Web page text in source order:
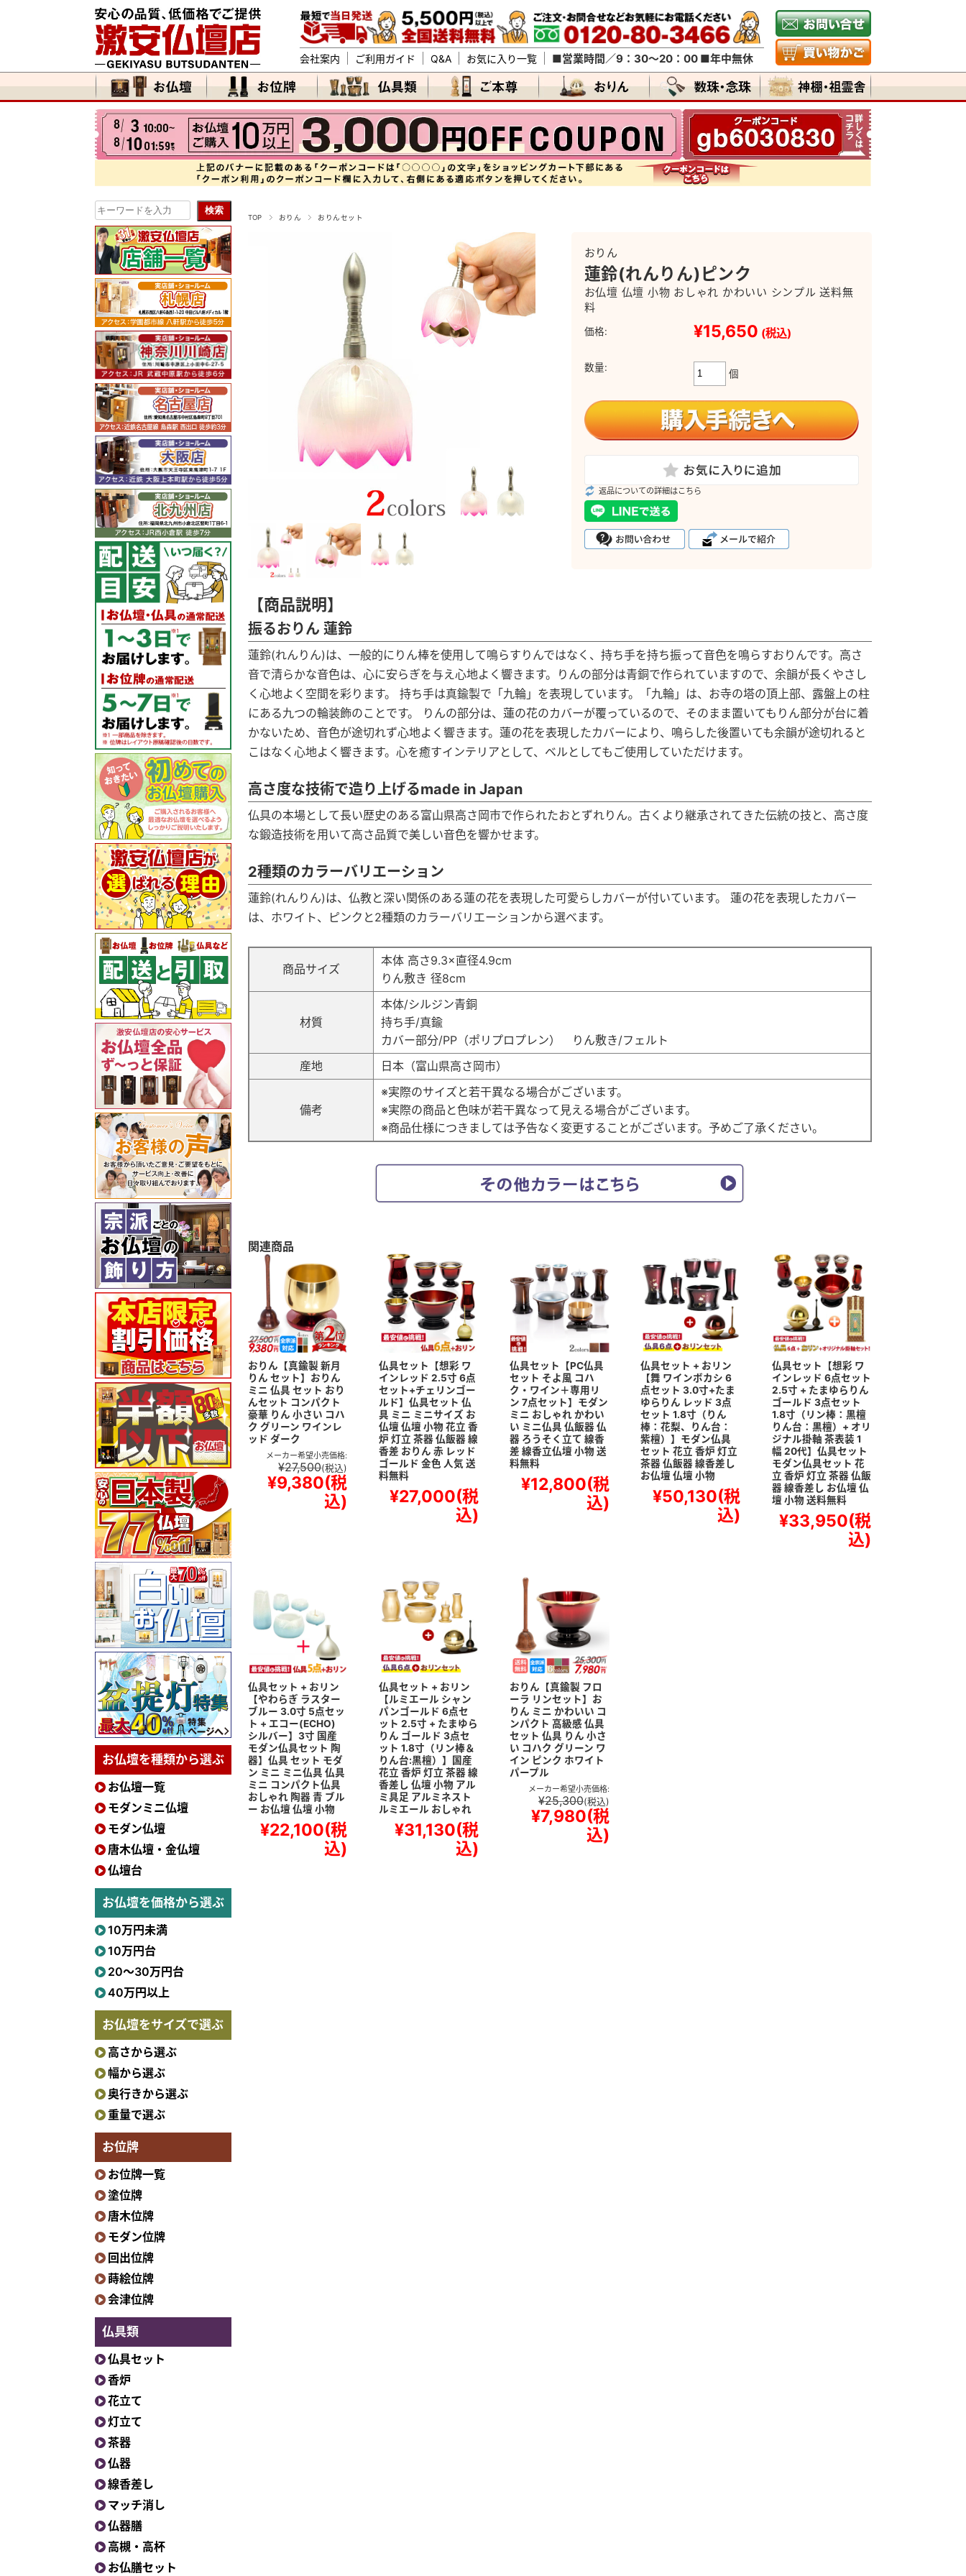
会社案内 ご利用ガイド Q&A お気に入り一覧 ■営業時間／9：30～20：00 ■年中無休
TOP おりん おりんセット
おりん
蓮鈴(れんりん)ピンク
お仏壇 仏壇 小物 おしゃれ かわいい シンプル 送料無
料
価格: ¥15,650 (税込)
数量:
個
返品についての詳細はこちら
【商品説明】
振るおりん 蓮鈴
蓮鈴(れんりん)は、一般的にりん棒を使用して鳴らすりんではなく、持ち手を持ち振って音色を鳴らすおりんです。高さ
音で清らかな音色は、心に安らぎを与え心地よく響きます。りんの部分は青銅で作られていますので、余韻が長くやさし
く心地よく空間を彩ります。 持ち手は真鍮製で「九輪」を表現しています。「九輪」は、お寺の塔の頂上部、露盤上の柱
にある九つの輪装飾のことです。 りんの部分は、蓮の花のカバーが覆っているので、そのまま置いてもりん部分が台に着
かないため、音色が途切れず心地よく響きます。蓮の花を表現したカバーにより、鳴らした後置いても余韻が途切れると
こはなく心地よく響きます。心を癒すインテリアとして、ベルとしてもご使用していただけます。
高さ度な技術で造り上げるmade in Japan
仏具の本場として長い歴史のある富山県高さ岡市で作られたおとずれりん。古くより継承されてきた伝統の技と、高さ度
な鍛造技術を用いて高さ品質で美しい音色を響かせます。
2種類のカラーバリエーション
蓮鈴(れんりん)は、仏教と深い関係のある蓮の花を表現した可愛らしカバーが付いています。 蓮の花を表現したカバー
は、ホワイト、ピンクと2種類のカラーバリエーションから選べます。
商品サイズ
本体 高さ9.3×直径4.9cm
りん敷き 径8cm
材質
本体/シルジン青銅
持ち手/真鍮
カバー部分/PP（ポリプロプレン） りん敷き/フェルト
産地
日本（富山県高さ岡市）
備考
※実際のサイズと若干異なる場合がございます。
※実際の商品と色味が若干異なって見える場合がございます。
※商品仕様につきましては予告なく変更することがございます。予めご了承ください。
関連商品
おりん【真鍮製 新月
りん セット】おりん
ミニ 仏具 セット おり
んセット コンパクト
豪華 りん 小さい コハ
ク グリーン ワインレ
ッド ダーク
メーカー希望小売価格:
¥27,500(税込)
¥9,380(税
込)
仏具セット【想彩 ワ
インレッド 2.5寸 6点
セット+チェリンゴー
ルド】仏具セット 仏
具 ミニ ミニサイズ お
仏壇 仏壇 小物 花立 香
炉 灯立 茶器 仏飯器 線
香差 おりん 赤 レッド
ゴールド 金色 人気 送
料無料
¥27,000(税
込)
仏具セット【PC仏具
セット そよ風 コハ
ク・ワイン＋専用リ
ン 7点セット】モダン
ミニ おしゃれ かわい
い ミニ仏具 仏飯器 仏
器 ろうそく立て 線香
差 線香立仏壇 小物 送
料無料
¥12,800(税
込)
仏具セット + おリン
【舞 ワインボカシ 6
点セット 3.0寸+たま
ゆらりん レッド 3点
セット 1.8寸（りん
棒：花梨、りん台：
紫檀）】モダン仏具
セット 花立 香炉 灯立
茶器 仏飯器 線香差し
お仏壇 仏壇 小物
¥50,130(税
込)
仏具セット【想彩 ワ
インレッド 6点セット
2.5寸 + たまゆらりん
ゴールド 3点セット
1.8寸（リン棒：黒檀
りん台：黒檀）+ オリ
ジナル掛軸 茶表装 1
幅 20代】仏具セット
モダン仏具セット 花
立 香炉 灯立 茶器 仏飯
器 線香差し お仏壇 仏
壇 小物 送料無料
¥33,950(税
込)
仏具セット + おリン
【やわらぎ ラスター
ブルー 3.0寸 5点セッ
ト + エコー(ECHO)
シルバー】3寸 国産
モダン仏具セット 陶
器】仏具 セット モダ
ン ミニ ミニ仏具 仏具
ミニ コンパクト仏具
おしゃれ 陶器 青 ブル
ー お仏壇 仏壇 小物
¥22,100(税
込)
仏具セット + おリン
【ルミエール シャン
パンゴールド 6点セ
ット 2.5寸 + たまゆら
りん ゴールド 3点セ
ット 1.8寸（リン棒＆
りん台:黒檀）】国産
花立 香炉 灯立 茶器 線
香差し 仏壇 小物 アル
ミ具足 アルミネスト
ルミエール おしゃれ
¥31,130(税
込)
おりん【真鍮製 フロ
ーラ リンセット】お
りん ミニ かわいい コ
ンパクト 高級感 仏具
セット 仏具 りん 小さ
い コハク グリーン ワ
イン ピンク ホワイト
パープル
メーカー希望小売価格:
¥25,300(税込)
¥7,980(税
込)
お仏壇を種類から選ぶ
お仏壇一覧
モダンミニ仏壇
モダン仏壇
唐木仏壇・金仏壇
仏壇台
お仏壇を価格から選ぶ
10万円未満
10万円台
20〜30万円台
40万円以上
お仏壇をサイズで選ぶ
高さから選ぶ
幅から選ぶ
奥行きから選ぶ
重量で選ぶ
お位牌
お位牌一覧
塗位牌
唐木位牌
モダン位牌
回出位牌
蒔絵位牌
会津位牌
仏具類
仏具セット
香炉
花立て
灯立て
茶器
仏器
線香差し
マッチ消し
仏器膳
高槻・高杯
お仏膳セット